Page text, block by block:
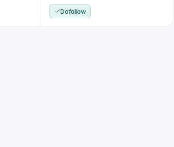
Dofollow